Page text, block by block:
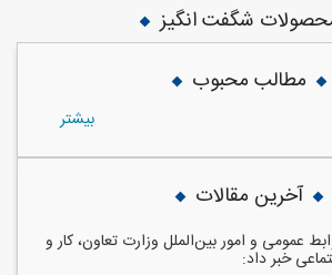
شگفت انگیز
مطالب محبوب
بيشتر
آخرین مقالات
عمومی و امور بین‌الملل وزارت تعاون، کار و
خبر داد: